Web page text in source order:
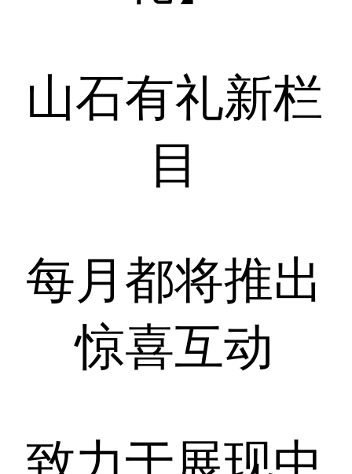
山石有礼新栏
目
每月都将推出
惊喜互动
致力于展现中